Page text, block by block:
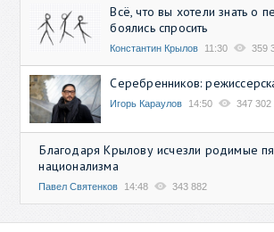
Всё, что вы хотели знать о
боялись спросить
Константин Крылов 11:30 359
Серебренников:
Игорь Караулов 14:50 347 302
Благодаря Крылову исчезли родимые
национализма
Павел Святенков 14:48 343 882